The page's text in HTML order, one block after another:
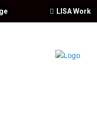
LISA Work